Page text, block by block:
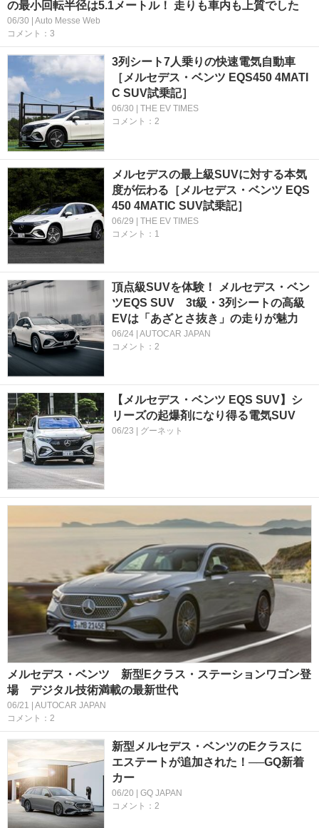
の最小回転半径は5.1メートル！ 走りも車内も上質でした
06/30 | Auto Messe Web
コメント：3
3列シート7人乗りの快速電気自動車
［メルセデス・ベンツ EQS450 4MATI
C SUV試乗記］
06/30 | THE EV TIMES
コメント：2
メルセデスの最上級SUVに対する本気
度が伝わる［メルセデス・ベンツ EQS
450 4MATIC SUV試乗記］
06/29 | THE EV TIMES
コメント：1
頂点級SUVを体験！ メルセデス・ベン
ツEQS SUV 3t級・3列シートの高級
EVは「あざとさ抜き」の走りが魅力
06/24 | AUTOCAR JAPAN
コメント：2
【メルセデス・ベンツ EQS SUV】シ
リーズの起爆剤になり得る電気SUV
06/23 | グーネット
メルセデス・ベンツ 新型Eクラス・ステーションワゴン登
場 デジタル技術満載の最新世代
06/21 | AUTOCAR JAPAN
コメント：2
新型メルセデス・ベンツのEクラスに
エステートが追加された！──GQ新着
カー
06/20 | GQ JAPAN
コメント：2